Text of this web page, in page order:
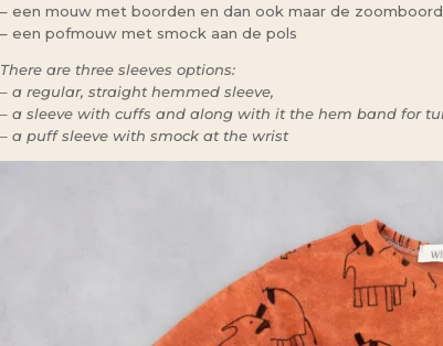
– een mouw met boorden en dan ook maar de
– een pofmouw met smock aan de pols
There are three sleeves options:
– a regular, straight hemmed sleeve,
– a sleeve with cuffs and along with it the hem band for
– a puff sleeve with smock at the wrist